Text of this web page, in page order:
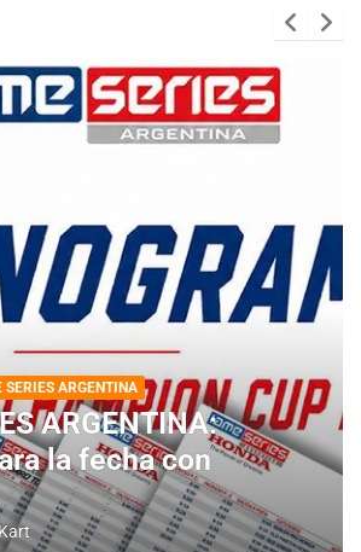
SERIES ARGENTINA
ARGENTINA:
la fecha con